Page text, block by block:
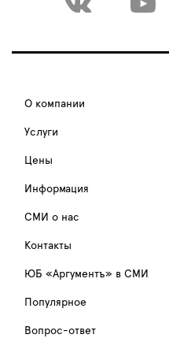
О компании
Услуги
Цены
Информация
СМИ о нас
Контакты
ЮБ «Аргументъ» в СМИ
Популярное
Вопрос-ответ